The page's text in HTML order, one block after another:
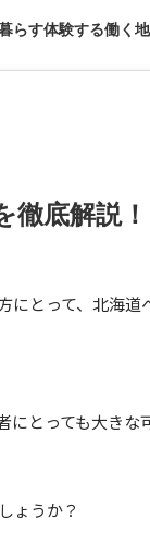
らす体験する働く
底解説！
とって、北海
とっても大きな
ょうか？